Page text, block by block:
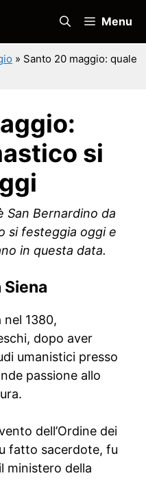
Menu
» Santo 20 maggio: quale
si
San Bernardino da
si festeggia oggi e
in questa data.
Siena
1380,
dopo aver
umanistici presso
passione allo
dell’Ordine dei
fatto sacerdote, fu
ministero della